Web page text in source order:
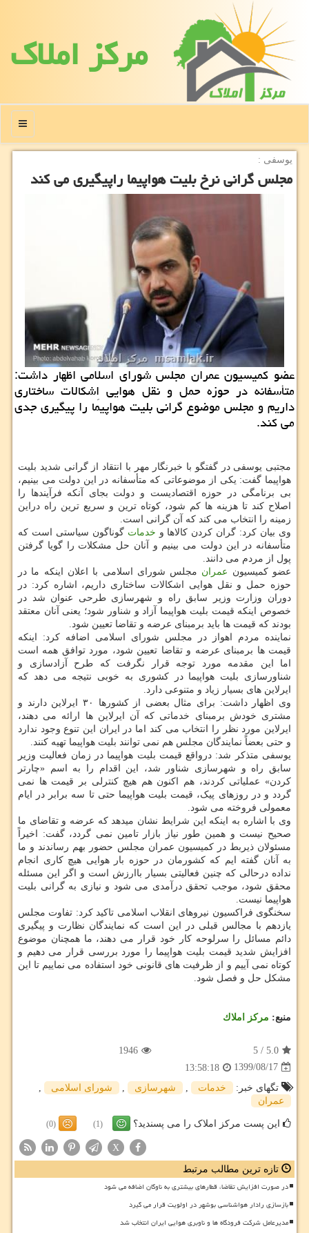
مركز املاك
منو
یوسفی :
مجلس گرانی نرخ بلیت هواپیما راپیگیری می كند
عضو كمیسیون عمران مجلس شورای اسلامی اظهار داشت:
متأسفانه در حوزه حمل و نقل هوایی اِشكالات ساختاری
داریم و مجلس موضوع گرانی بلیت هواپیما را پیگیری جدی
می كند.
مجتبی یوسفی در گفتگو با خبرنگار مهر با انتقاد از گرانی شدید بلیت
هواپیما گفت: یکی از موضوعاتی که متأسفانه در این دولت می بینیم،
بی برنامگی در حوزه اقتصادیست و دولت بجای آنکه فرآیندها را
اصلاح کند تا هزینه ها کم شود، کوتاه ترین و سریع ترین راه دراین
زمینه را انتخاب می کند که آن گرانی است.
وی بیان کرد: گران کردن کالاها و خدمات گوناگون سیاستی است که
متأسفانه در این دولت می بینیم و آنان حل مشکلات را گویا گرفتن
پول از مردم می دانند.
عضو کمیسیون عمران مجلس شورای اسلامی با اعلان اینکه ما در
حوزه حمل و نقل هوایی اشکالات ساختاری داریم، اشاره کرد: در
دوران وزارت وزیر سابق راه و شهرسازی طرحی عنوان شد در
خصوص اینکه قیمت بلیت هواپیما آزاد و شناور شود؛ یعنی آنان معتقد
بودند که قیمت ها باید برمبنای عرضه و تقاضا تعیین شود.
نماینده مردم اهواز در مجلس شورای اسلامی اضافه کرد: اینکه
قیمت ها برمبنای عرضه و تقاضا تعیین شود، مورد توافق همه است
اما این مقدمه مورد توجه قرار نگرفت که طرح آزادسازی و
شناورسازی بلیت هواپیما در کشوری به خوبی نتیجه می دهد که
ایرلاین های بسیار زیاد و متنوعی دارد.
وی اظهار داشت: برای مثال بعضی از کشورها ۳۰ ایرلاین دارند و
مشتری خودش برمبنای خدماتی که آن ایرلاین ها ارائه می دهند،
ایرلاین مورد نظر را انتخاب می کند اما در ایران این تنوع وجود ندارد
و حتی بعضاً نمایندگان مجلس هم نمی توانند بلیت هواپیما تهیه کنند.
یوسفی متذکر شد: درواقع قیمت بلیت هواپیما در زمان فعالیت وزیر
سابق راه و شهرسازی شناور شد، این اقدام را به اسم «چارتر
کردن» عملیاتی کردند، هم اکنون هم هیچ کنترلی بر قیمت ها نمی
گردد و در روزهای پیک، قیمت بلیت هواپیما حتی تا سه برابر در ایام
معمولی فروخته می شود.
وی با اشاره به اینکه این شرایط نشان میدهد که عرضه و تقاضای ما
صحیح نیست و همین طور نیاز بازار تامین نمی گردد، گفت: اخیراً
مسئولان ذیربط در کمیسیون عمران مجلس حضور بهم رساندند و ما
به آنان گفته ایم که کشورمان در حوزه بار هوایی هیچ کاری انجام
نداده درحالی که چنین فعالیتی بسیار باارزش است و اگر این مسئله
محقق شود، موجب تحقق درآمدی می شود و نیازی به گرانی بلیت
هواپیما نیست.
سخنگوی فراکسیون نیروهای انقلاب اسلامی تاکید کرد: تفاوت مجلس
یازدهم با مجالس قبلی در این است که نمایندگان نظارت و پیگیری
دائم مسائل را سرلوحه کار خود قرار می دهند، ما همچنان موضوع
افزایش شدید قیمت بلیت هواپیما را مورد بررسی قرار می دهیم و
کوتاه نمی آییم و از ظرفیت های قانونی خود استفاده می نماییم تا این
مشکل حل و فصل شود.
منبع: مركز املاك
5.0
/
5
1946
1399/08/17
13:58:18
تگهای خبر:
خدمات , شهرسازی , شورای اسلامی
,
عمران
این پست مرکز املاک را می پسندید؟ (1)
(0)
X
تازه ترین مطالب مرتبط
در صورت افزایش تقاضا، قطارهای بیشتری به ناوگان اضافه می شود
بازسازی رادار هواشناسی بوشهر در اولویت قرار می گیرد
مدیرعامل شرکت فرودگاه ها و ناوبری هوایی ایران انتخاب شد